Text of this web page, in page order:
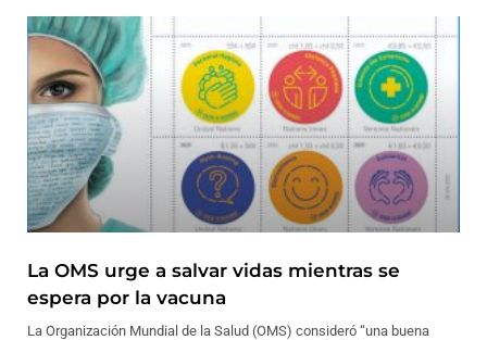
La OMS urge a salvar vidas mientras se
espera por la vacuna
La Organización Mundial de la Salud (OMS) consideró “una buena